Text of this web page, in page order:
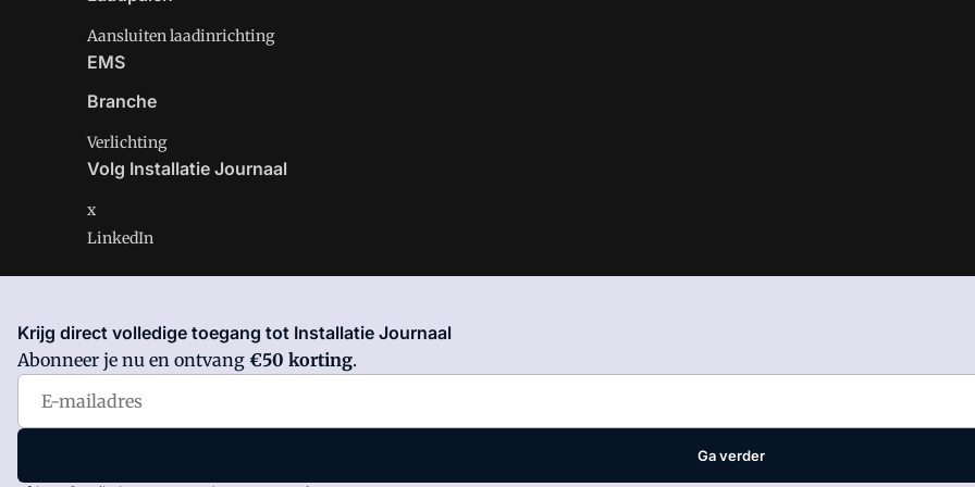
Aansluiten laadinrichting
EMS
Branche
Verlichting
Volg Installatie Journaal
x
LinkedIn
Installatie Journaal is onderdeel van VMN media. Lees in
VoorwaardenenPrivacy en Cookie beleid
Krijg direct volledige toegang tot Installatie Journaal
Abonneer je nu en ontvang €50 korting.
Ga verder